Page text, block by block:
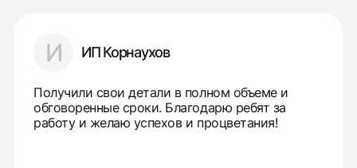
И ИП Корнаухов
Получили свои детали в полном объеме и
обговоренные сроки. Благодарю ребят за
работу и желаю успехов и процветания!